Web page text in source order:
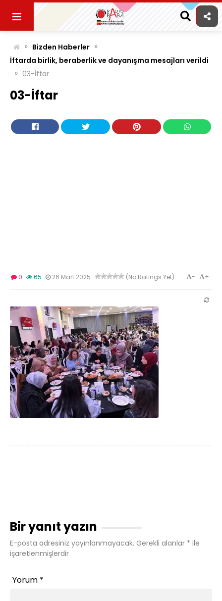
content
» Bizden Haberler »
İftarda birlik, beraberlik ve dayanışma mesajları verildi
» 03-İftar
03-İftar
0 65 26 Mart 2025 (No Ratings Yet) +
-
Bir yanıt yazın
E-posta adresiniz yayınlanmayacak. Gerekli alanlar * ile
işaretlenmişlerdir
Yorum *